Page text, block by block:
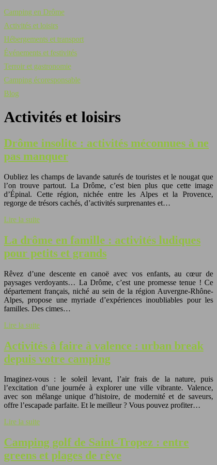
Camping en Drôme
Activités et loisirs
Hébergements et transport
Événements et festivités
Terroir et gastronomie
Camping écoresponsable
Blog
Activités et loisirs
Drôme insolite : activités méconnues à ne
pas manquer
Oubliez les champs de lavande saturés de touristes et le nougat que
l’on trouve partout. La Drôme, c’est bien plus que cette image
d’Épinal. Cette région, nichée entre les Alpes et la Provence,
regorge de trésors cachés, d’activités surprenantes et…
Lire la suite
La drôme en famille : activités ludiques
pour petits et grands
Rêvez d’une descente en canoë avec vos enfants, au cœur de
paysages verdoyants… La Drôme, c’est une promesse tenue ! Ce
département français, niché au sein de la région Auvergne-Rhône-
Alpes, propose une myriade d’expériences inoubliables pour les
familles. Des cimes…
Lire la suite
Activités à faire à valence : urban break
depuis votre camping
Imaginez-vous : le soleil levant, l’air frais de la nature, puis
l’excitation d’une journée à explorer une ville vibrante. Valence,
avec son mélange unique d’histoire, de modernité et de saveurs,
offre l’escapade parfaite. Et le meilleur ? Vous pouvez profiter…
Lire la suite
Camping golf de Saint-Tropez : entre
greens et plages de rêve